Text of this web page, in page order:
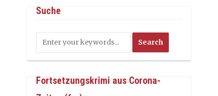
Suche
Fortsetzungskrimi aus Corona-